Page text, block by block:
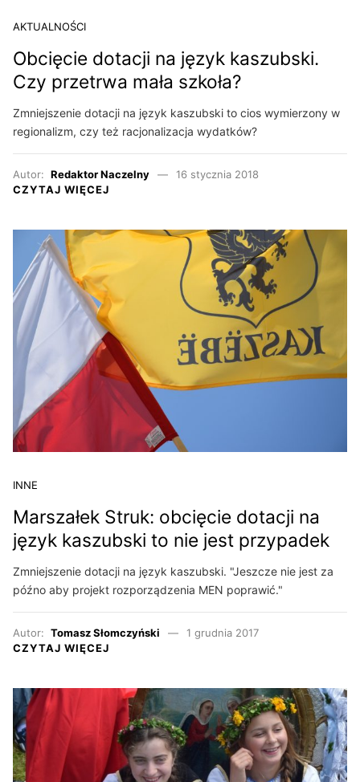
AKTUALNOŚCI
Obcięcie dotacji na język kaszubski.
Czy przetrwa mała szkoła?
Zmniejszenie dotacji na język kaszubski to cios wymierzony w
regionalizm, czy też racjonalizacja wydatków?
Autor: Redaktor Naczelny
16 stycznia 2018
CZYTAJ WIĘCEJ
INNE
Marszałek Struk: obcięcie dotacji na
język kaszubski to nie jest przypadek
Zmniejszenie dotacji na język kaszubski. "Jeszcze nie jest za
późno aby projekt rozporządzenia MEN poprawić."
Autor: Tomasz Słomczyński
1 grudnia 2017
CZYTAJ WIĘCEJ